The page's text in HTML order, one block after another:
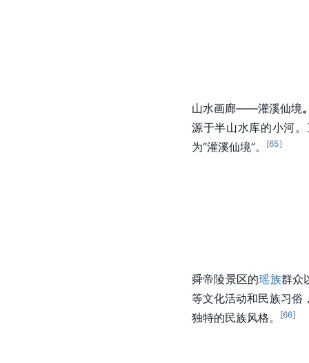
山水画廊——灌溪仙境
源于半山水库的小河
为“灌溪仙境”。
[65]
舜帝陵景区的瑶族群众
等文化活动和民族习俗
独特的民族风格。
[66]